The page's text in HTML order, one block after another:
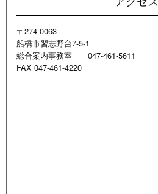
〒274-0063
船橋市習志野台7-5-1
総合案内事務室 047-461-5611
FAX 047-461-4220